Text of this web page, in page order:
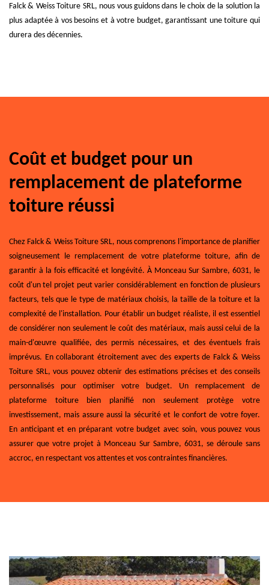
Falck & Weiss Toiture SRL, nous vous guidons dans le choix de la solution la
plus adaptée à vos besoins et à votre budget, garantissant une toiture qui
durera des décennies.
Coût et budget pour un
remplacement de plateforme
toiture réussi
Chez Falck & Weiss Toiture SRL, nous comprenons l'importance de planifier
soigneusement le remplacement de votre plateforme toiture, afin de
garantir à la fois efficacité et longévité. À Monceau Sur Sambre, 6031, le
coût d'un tel projet peut varier considérablement en fonction de plusieurs
facteurs, tels que le type de matériaux choisis, la taille de la toiture et la
complexité de l'installation. Pour établir un budget réaliste, il est essentiel
de considérer non seulement le coût des matériaux, mais aussi celui de la
main-d'œuvre qualifiée, des permis nécessaires, et des éventuels frais
imprévus. En collaborant étroitement avec des experts de Falck & Weiss
Toiture SRL, vous pouvez obtenir des estimations précises et des conseils
personnalisés pour optimiser votre budget. Un remplacement de
plateforme toiture bien planifié non seulement protège votre
investissement, mais assure aussi la sécurité et le confort de votre foyer.
En anticipant et en préparant votre budget avec soin, vous pouvez vous
assurer que votre projet à Monceau Sur Sambre, 6031, se déroule sans
accroc, en respectant vos attentes et vos contraintes financières.